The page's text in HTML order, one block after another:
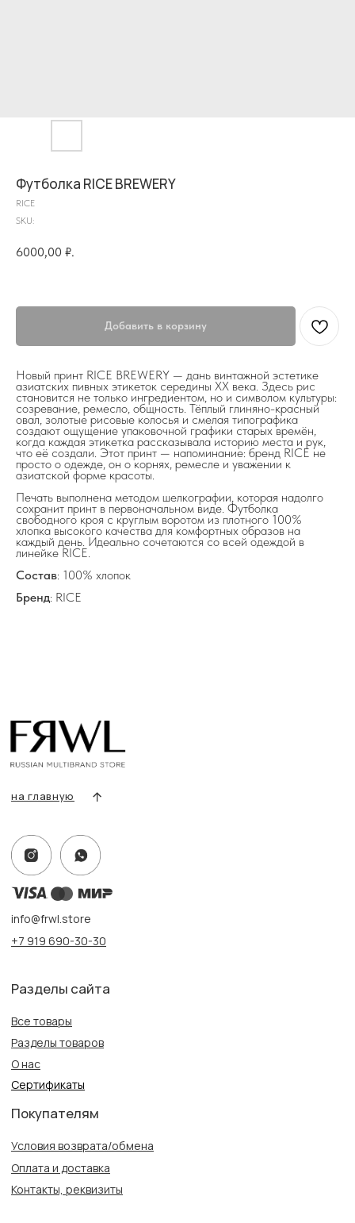
Футболка RICE BREWERY
RICE
SKU:
6000,00 ₽.
Добавить в корзину
Новый принт RICE BREWERY — дань винтажной эстетике
азиатских пивных этикеток середины XX века. Здесь рис
становится не только ингредиентом, но и символом культуры:
созревание, ремесло, общность. Тёплый глиняно-красный
овал, золотые рисовые колосья и смелая типографика
создают ощущение упаковочной графики старых времён,
когда каждая этикетка рассказывала историю места и рук,
что её создали. Этот принт — напоминание: бренд RICE не
просто о одежде, он о корнях, ремесле и уважении к
азиатской форме красоты.
Печать выполнена методом шелкографии, которая надолго
сохранит принт в первоначальном виде. Футболка
свободного кроя с круглым воротом из плотного 100%
хлопка высокого качества для комфортных образов на
каждый день. Идеально сочетаются со всей одеждой в
линейке RICE.
Состав: 100% хлопок
Бренд: RICE
Разделы сайта
Все товары
О нас
Политика конфиденциальности
Публичная оферта
Создание сайта
на главную
г. Казань, ул. Кремлевская, 2а ПН-ВС с 11:00 до 20:00
Адрес:
г. Казань, ул. Проспект Победы, 141 ТЦ МЕГА
info@frwl.store
+7 919 690-30-30